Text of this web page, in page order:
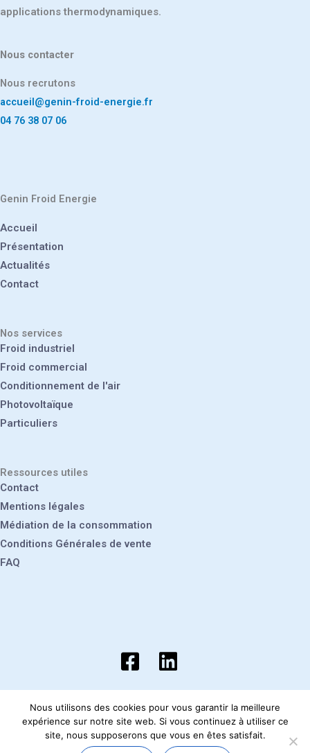
applications thermodynamiques.
Nous contacter
Nous recrutons
accueil@genin-froid-energie.fr
04 76 38 07 06
Genin Froid Energie
Accueil
Présentation
Actualités
Contact
Nos services
Froid industriel
Froid commercial
Conditionnement de l'air
Photovoltaïque
Particuliers
Ressources utiles
Contact
Mentions légales
Médiation de la consommation
Conditions Générales de vente
FAQ
Site réalisé par Hiceo
. Genin Froid Energie 2026.
Tous droits réservés.
Nous utilisons des cookies pour vous garantir la meilleure
expérience sur notre site web. Si vous continuez à utiliser ce
site, nous supposerons que vous en êtes satisfait.